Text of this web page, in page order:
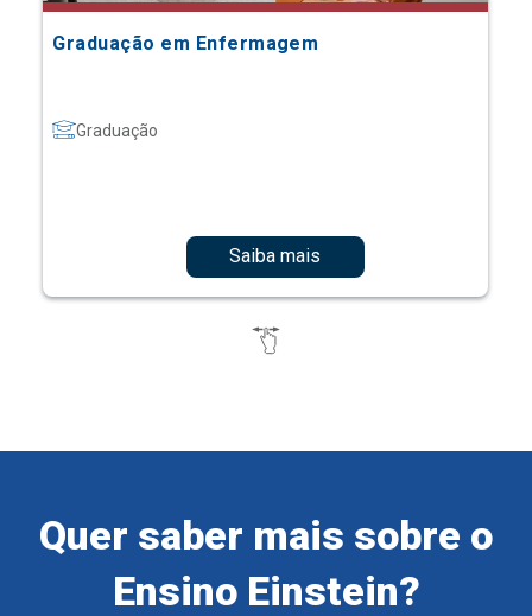
Graduação em Enfermagem
Graduação
Saiba mais
Quer saber mais sobre o
Ensino Einstein?